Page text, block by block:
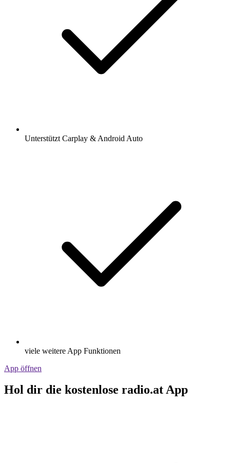
Unterstützt Carplay & Android Auto
viele weitere App Funktionen
App öffnen
Hol dir die kostenlose radio.at App